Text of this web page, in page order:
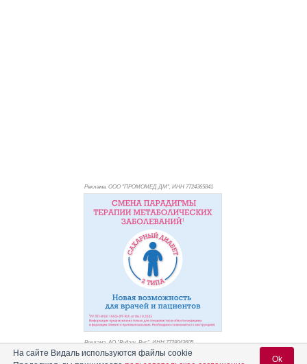
Реклама. ООО "ПРОМОМЕД ДМ", ИНН 7724365841
Реклама. АО "Видаль Рус", ИНН 7728043605
На сайте Видаль используются файлы cookie
Ok